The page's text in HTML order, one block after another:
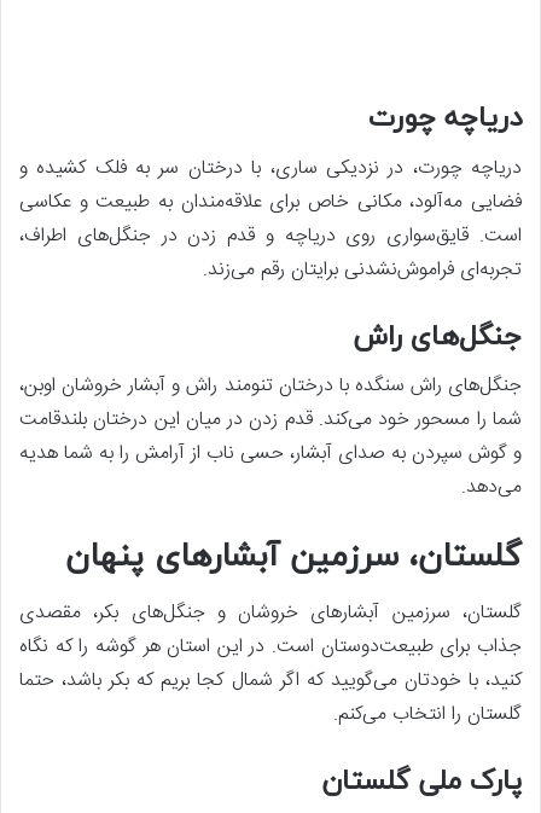
دریاچه چورت
دریاچه چورت، در نزدیکی ساری، با درختان سر به فلک کشیده و
فضایی مه‌آلود، مکانی خاص برای علاقه‌مندان به طبیعت و عکاسی
است. قایق‌سواری روی دریاچه و قدم زدن در جنگل‌های اطراف،
تجربه‌ای فراموش‌نشدنی برایتان رقم می‌زند.
جنگل‌های راش
جنگل‌های راش سنگده با درختان تنومند راش و آبشار خروشان اوبن،
شما را مسحور خود می‌کند. قدم زدن در میان این درختان بلندقامت
و گوش سپردن به صدای آبشار، حسی ناب از آرامش را به شما هدیه
می‌دهد.
گلستان، سرزمین آبشارهای پنهان
گلستان، سرزمین آبشارهای خروشان و جنگل‌های بکر، مقصدی
جذاب برای طبیعت‌دوستان است. در این استان هر گوشه را که نگاه
کنید، با خودتان می‌گویید که اگر شمال کجا بریم که بکر باشد، حتما
گلستان را انتخاب می‌کنم.
پارک ملی گلستان